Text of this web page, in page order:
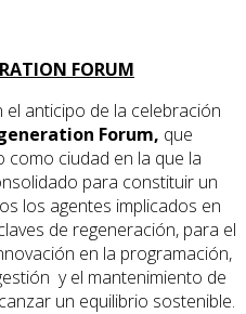
FORUM
anticipo de la celebración
Forum, que
como ciudad en la que la
para constituir un
los agentes implicados en
de regeneración, para el
en la programación,
y el mantenimiento de
un equilibrio sostenible.